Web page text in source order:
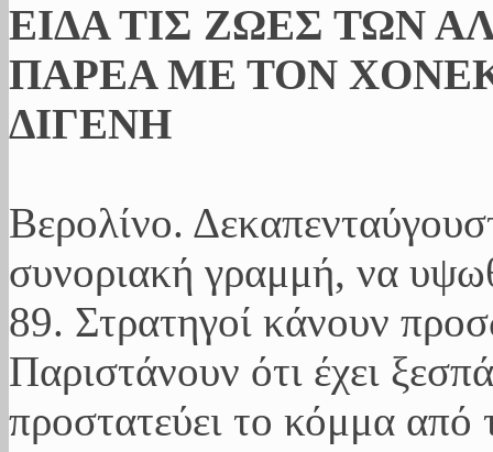
ΕΙΔΑ ΤΙΣ ΖΩΕΣ ΤΩΝ
ΠΑΡΕΑ ΜΕ ΤΟΝ
ΔΙΓΕΝΗ
Βερολίνο.
συνοριακή γραμμή, να
89. Στρατηγοί κάνουν
Παριστάνουν ότι έχει
προστατεύει το κόμμα από